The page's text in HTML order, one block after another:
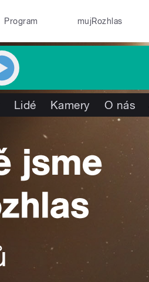
Program mujRozhlas
Lidé Kamery O nás